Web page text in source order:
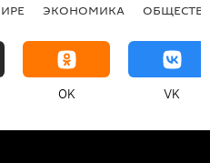
ЭКОНОМИКА
OK VK